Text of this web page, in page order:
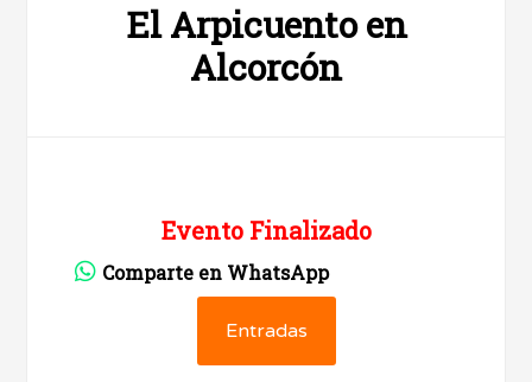
El Arpicuento en
Alcorcón
Evento Finalizado
Comparte en WhatsApp
Entradas